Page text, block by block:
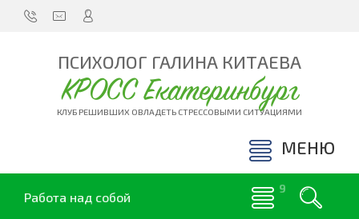
ПСИХОЛОГ ГАЛИНА КИТАЕВА
КРОСС Екатеринбург
КЛУБ РЕШИВШИХ ОВЛАДЕТЬ СТРЕССОВЫМИ СИТУАЦИЯМИ
МЕНЮ
Работа над собой